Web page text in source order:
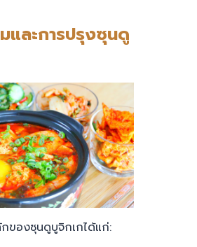
และการปรุงซุนดู
ของซุนดูบูจิกเกได้แก่: